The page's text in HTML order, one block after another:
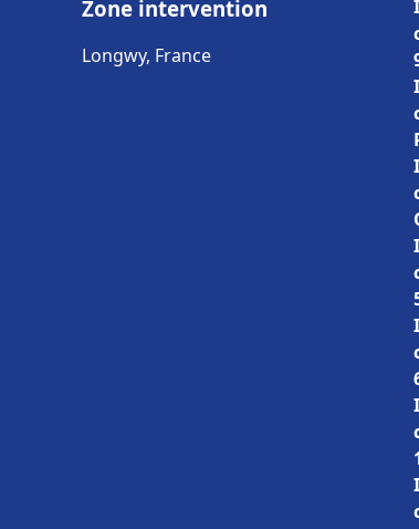
Zone intervention
Longwy, France